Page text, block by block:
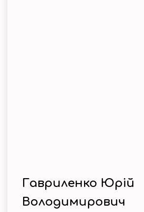
Гавриленко Юрій
Володимирович